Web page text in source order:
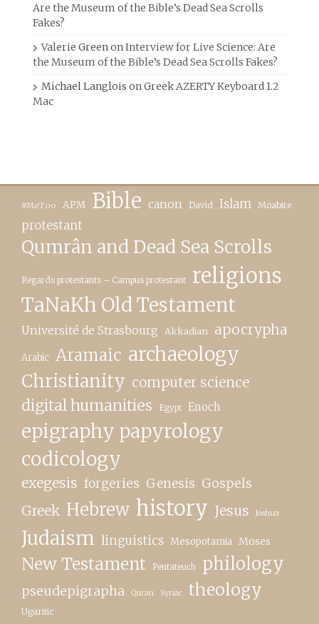
Are the Museum of the Bible’s Dead Sea Scrolls
Fakes?
Valerie GreenonInterview for Live Science: Are
the Museum of the Bible’s Dead Sea Scrolls Fakes?
Michael Langlois onGreek AZERTY Keyboard 1.2
Mac
#MeToo APM Bible canon David Islam Moabite
protestant
Qumrân and Dead Sea Scrolls
Regards protestants – Campus protestant religions
TaNaKh Old Testament
Université de Strasbourg Akkadian apocrypha
Arabic Aramaic archaeology
Christianity computer science
digital humanities Egypt Enoch
epigraphy papyrology
codicology
exegesis forgeries Genesis Gospels
Greek Hebrew history Jesus Joshua
Judaism linguistics Mesopotamia Moses
New Testament Pentateuch philology
pseudepigrapha Quran Syriac theology
Ugaritic